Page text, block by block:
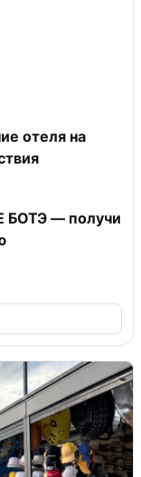
отеля на
БОТЭ — получи